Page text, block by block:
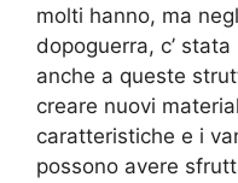
molti hanno, ma
dopoguerra, c’
anche a queste
creare nuovi
caratteristiche e i
possono avere